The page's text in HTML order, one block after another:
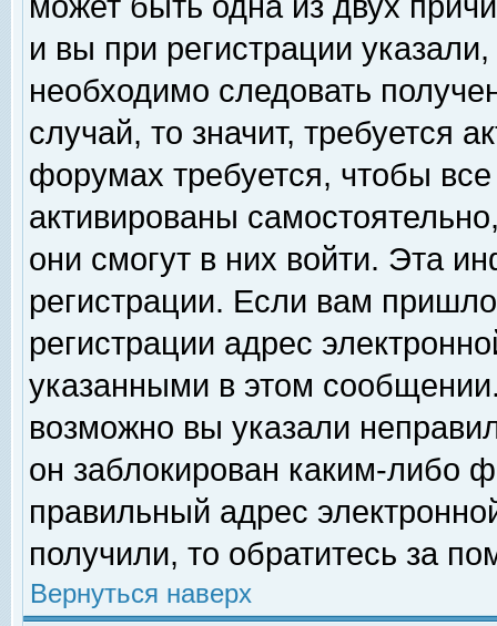
и вы при регистрации
необходимо следовать
случай, то значит, требуется
форумах требуется, чтобы
активированы
они смогут в них войти. Эта
регистрации. Если вам
регистрации адрес
указанными в этом
возможно вы указали
он заблокирован каким-либо
правильный адрес
получили, то обратитесь за
Вернуться наверх